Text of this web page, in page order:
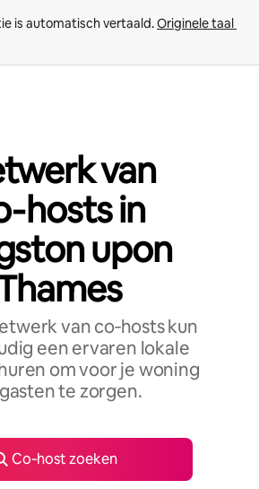
is automatisch vertaald. Originele taal
van
in
upon
van co‑hosts kun
een ervaren lokale
om voor je woning
te zorgen.
Co‑host zoeken